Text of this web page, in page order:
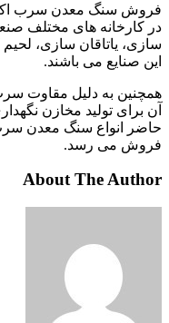
فروش سنگ معدن سرب
در کارخانه های مختلف
سازی، یاتاقان سازی،
این صنایع می باشند.
همچنین به دلیل مقاوت
آن برای تولید مخازن
حاضر انواع سنگ معدن سرب
فروش می رسد.
About The Author